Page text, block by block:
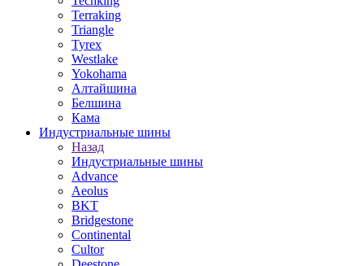
Terraking
Triangle
Tyrex
Westlake
Yokohama
Алтайшина
Белшина
Кама
Индустриальные шины
Назад
Индустриальные шины
Advance
Aeolus
BKT
Bridgestone
Continental
Cultor